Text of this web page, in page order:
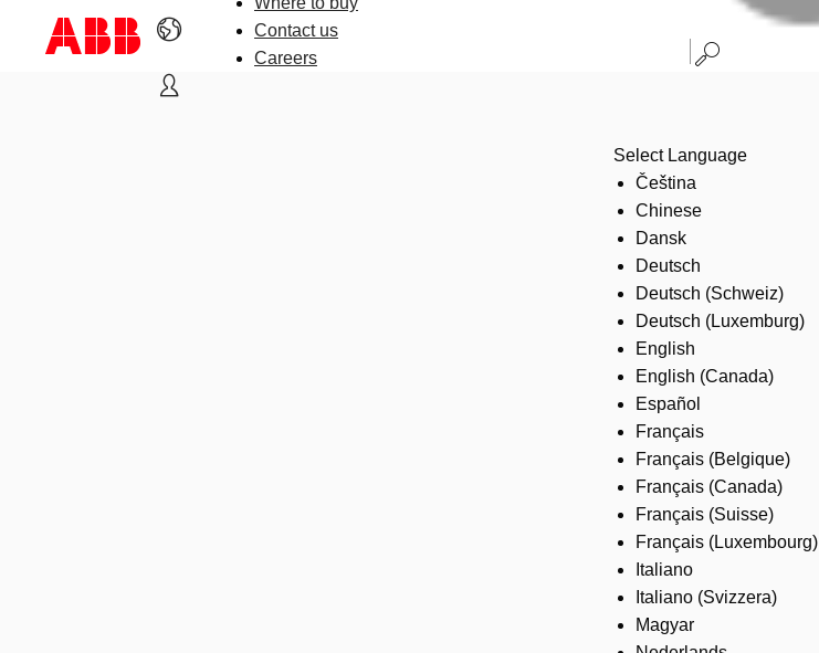
Contact us
Careers
Select Language
Čeština
Chinese
Dansk
Deutsch
Deutsch (Schweiz)
Deutsch (Luxemburg)
English
English (Canada)
Español
Français
Français (Belgique)
Français (Canada)
Français (Suisse)
Français (Luxembourg)
Italiano
Italiano (Svizzera)
Magyar